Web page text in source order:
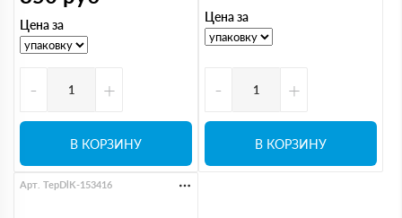
Цена за
- +
В КОРЗИНУ
Цена за
- +
В КОРЗИНУ
Арт. TepDlK-153416